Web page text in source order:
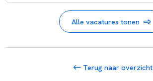
Alle vacatures tonen
Terug naar overzicht